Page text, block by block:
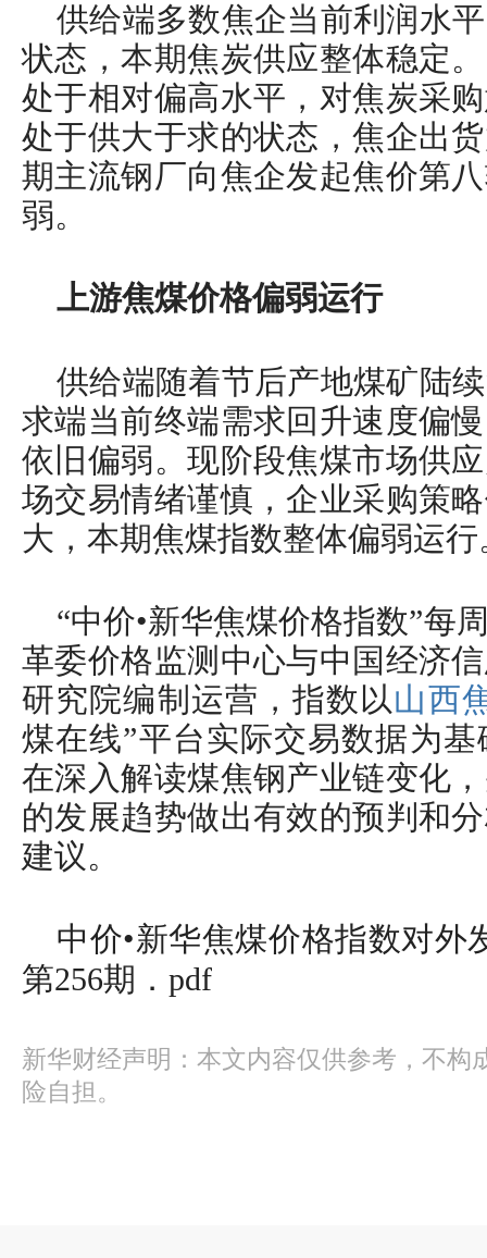
供给端多数焦企当前利润水
状态，本期焦炭供应整体稳定
处于相对偏高水平，对焦炭采
处于供大于求的状态，焦企出
期主流钢厂向焦企发起焦价第
弱。
上游焦煤价格偏弱运行
供给端随着节后产地煤矿陆
求端当前终端需求回升速度偏
依旧偏弱。现阶段焦煤市场供
场交易情绪谨慎，企业采购策
大，本期焦煤指数整体偏弱运行
“中价•新华焦煤价格指数”每
革委价格监测中心与中国经济
研究院编制运营，指数以山西
煤在线”平台实际交易数据为
在深入解读煤焦钢产业链变化
的发展趋势做出有效的预判和
建议。
中价•新华焦煤价格指数对
第256期．pdf
新华财经声明：本文内容仅供参考，不构
险自担。